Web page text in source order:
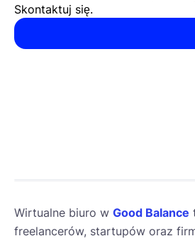
Skontaktuj się.
Wirtualne biuro w Good Balance
freelancerów, startupów oraz